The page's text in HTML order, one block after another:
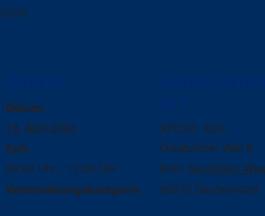
Details
Datum:
18. April 2024
Zeit:
09:00 Uhr - 17:00 Uhr
Veranstaltungskategorie
:
XPOST, Köln
Gladbacher Wall 5
Köln, Nordrhein-
50670 Deutschland